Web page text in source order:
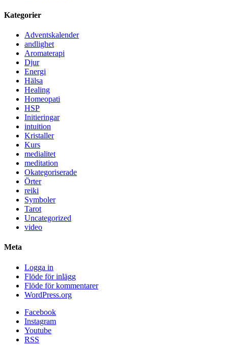
Kategorier
Adventskalender
andlighet
Aromaterapi
Djur
Energi
Hälsa
Healing
Homeopati
HSP
Initieringar
intuition
Kristaller
Kurs
medialitet
meditation
Okategoriserade
Örter
reiki
Symboler
Tarot
Uncategorized
video
Meta
Logga in
Flöde för inlägg
Flöde för kommentarer
WordPress.org
Facebook
Instagram
Youtube
RSS